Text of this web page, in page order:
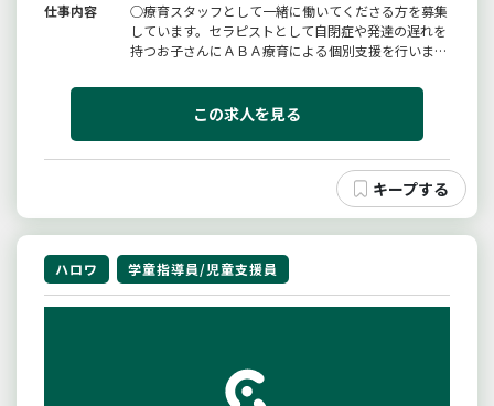
仕事内容
○療育スタッフとして一緒に働いてくださる方を募集
しています。セラピストとして自閉症や発達の遅れを
持つお子さんにＡＢＡ療育による個別支援を行いま
ができる素敵なお仕事です。ＡＢＡセラピーの経験
者・未経験者ともに歓迎です！＊ハローワークを通じ
この求人を見る
ハロワ 学童指導員/児童支援員